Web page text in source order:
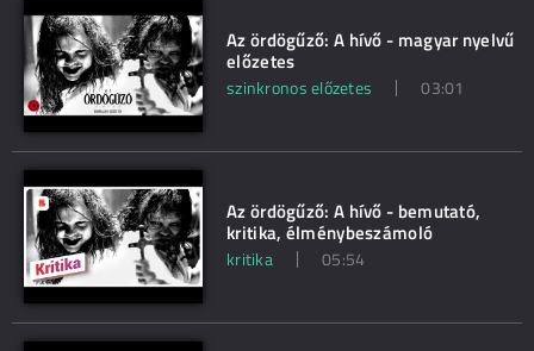
Az ördögűző: A hívő - magyar nyelvű
előzetes
szinkronos előzetes 03:01
Az ördögűző: A hívő - bemutató,
kritika, élménybeszámoló
kritika 05:54